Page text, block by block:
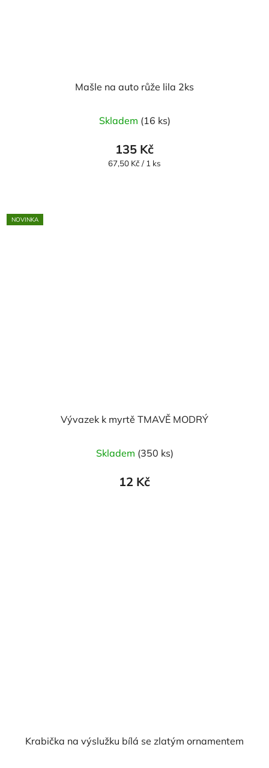
Mašle na auto růže lila 2ks
Skladem (16 ks)
135 Kč
Měrná
67,50 Kč / 1 ks
NOVINKA
Vývazek k myrtě TMAVĚ MODRÝ
Skladem (350 ks)
12 Kč
Krabička na výslužku bílá se zlatým ornamentem